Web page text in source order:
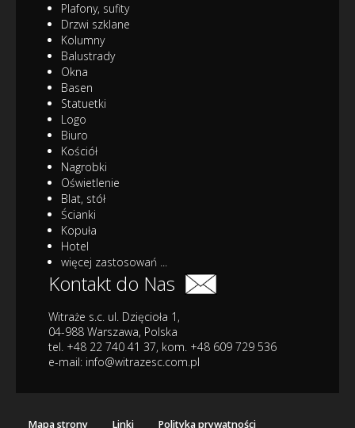
Plafony, sufity
Drzwi szklane
Kolumny
Balustrady
Okna
Basen
Statuetki
Logo
Biuro
Kościół
Nagrobki
Oświetlenie
Blat, stół
Ścianki
Kopuła
Hotel
więcej zastosowań ...
Kontakt do Nas
Witraże s.c. ul. Dzięcioła 1,
04-988 Warszawa, Polska
tel. +48 22 740 41 37, kom. +48 609 729 536
e-mail: info@witrazesc.com.pl
Mapa strony Linki Polityka prywatności